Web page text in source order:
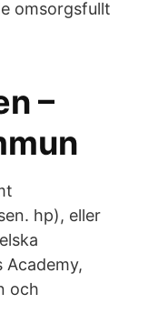
omsorgsfullt
–
hp), eller
Academy,
och